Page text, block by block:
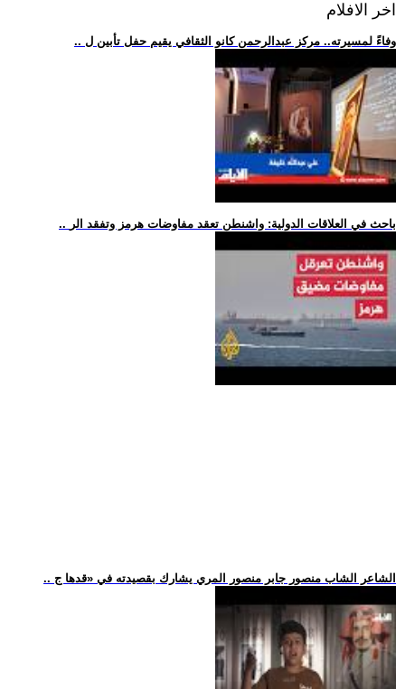
اخر الافلام
.. وفاءً لمسيرته.. مركز عبدالرحمن كانو الثقافي يقيم حفل تأبين ل
.. باحث في العلاقات الدولية: واشنطن تعقد مفاوضات هرمز وتفقد الر
.. الشاعر الشاب منصور جابر منصور المري يشارك بقصيدته في «قدها ج